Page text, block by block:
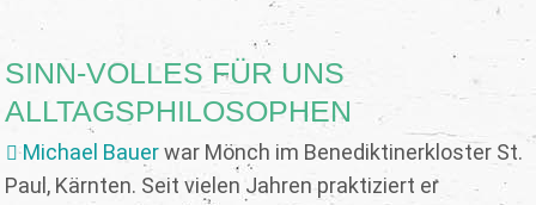
SINN-VOLLES FÜR UNS
ALLTAGSPHILOSOPHEN
Michael Bauerwar Mönch im Benediktinerkloster St.
Paul, Kärnten. Seit vielen Jahren praktiziert er